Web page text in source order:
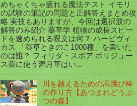
めちゃくちゃ疲れる魔法テスト イモリ
の試験の筆記の問題と正解答えまとめ攻
略 実技もありますが、今回は選択肢の
解答のみ紹介 薬草学 植物の成長スピー
ドを速められる呪文は何？ ハービヴィ
カス 「薬草ときのこ1000種」を書いた
のは誰？ フィリダ・スポア ポリジュー
ス薬に使う満月草はい...
川を越えるための高跳び棒
の作り方【あつまれどうぶ
つの森】